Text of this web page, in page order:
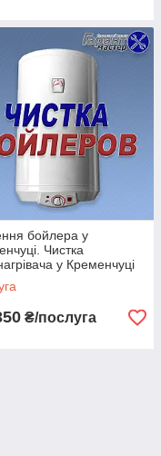
на ремонт!
бойлера у
Чистка
у Кременчуці
₴/послуга